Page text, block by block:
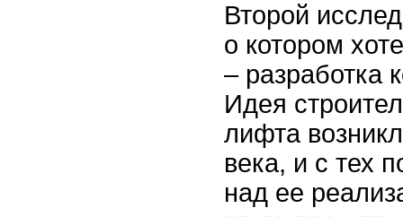
Второй
о котором
– разработка
Идея
лифта
века, и с тех
над ее